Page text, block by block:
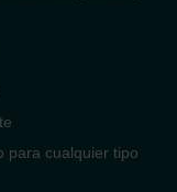
para cualquier tipo